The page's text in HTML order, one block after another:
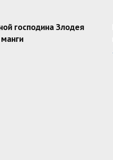
господина Злодея